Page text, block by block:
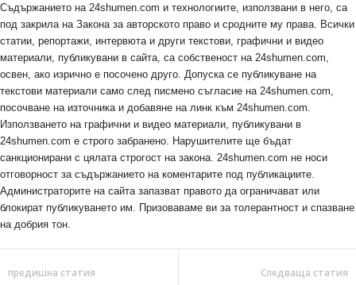
Съдържанието на 24shumen.com и технологиите, използвани в него, са
под закрила на Закона за авторското право и сродните му права. Всички
статии, репортажи, интервюта и други текстови, графични и видео
материали, публикувани в сайта, са собственост на 24shumen.com,
освен, ако изрично е посочено друго. Допуска се публикуване на
текстови материали само след писмено съгласие на 24shumen.com,
посочване на източника и добавяне на линк към 24shumen.com.
Използването на графични и видео материали, публикувани в
24shumen.com е строго забранено. Нарушителите ще бъдат
санкционирани с цялата строгост на закона. 24shumen.com не носи
отговорност за съдържанието на коментарите под публикациите.
Администраторите на сайта запазват правото да ограничават или
блокират публикуването им. Призоваваме ви за толерантност и спазване
на добрия тон.
предишна статия Следваща статия